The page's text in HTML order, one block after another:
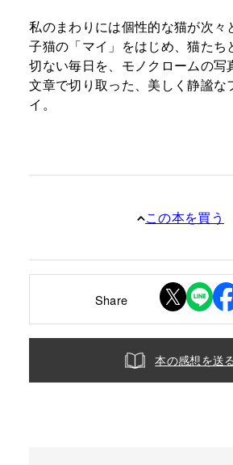
私のまわりには個性的な猫が次々
子猫の「マイ」をはじめ、猫たち
切ない毎日を、モノクロームの写
文章で切り取った、美しく静謐な
イ。
この本を買う
Share
本の感想を送る